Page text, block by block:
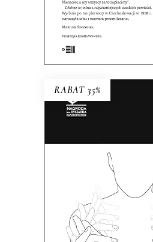
E-BOOK DO
RABAT 35%
GŁUSZA
Dotąd o głuchych
głównie ci, którzy
chcą opowiedzieć
59.00